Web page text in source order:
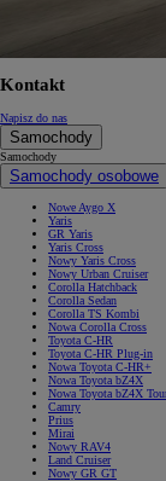
Kontakt
Napisz do nas
Samochody
Samochody
Samochody osobowe
Nowe Aygo X
Yaris
GR Yaris
Yaris Cross
Nowy Yaris Cross
Nowy Urban Cruiser
Corolla Hatchback
Corolla Sedan
Corolla TS Kombi
Nowa Corolla Cross
Toyota C-HR
Toyota C-HR Plug-in
Nowa Toyota C-HR+
Nowa Toyota bZ4X
Nowa Toyota bZ4X
Camry
Prius
Mirai
Nowy RAV4
Land Cruiser
Nowy GR GT